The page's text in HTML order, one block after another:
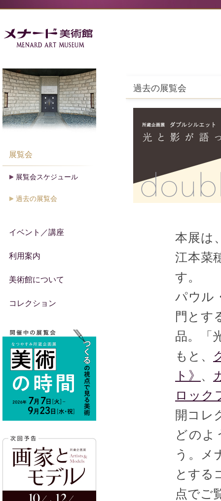
過去の展覧会
本展は
江本菜
す。
パウル
門とす
品。「
もと、
ト》 、
ロック
開コレ
どのよ
う。メ
とする
点でご
展覧会
展覧会スケジュール
過去の展覧会
イベント／講座
利用案内
美術館について
コレクション